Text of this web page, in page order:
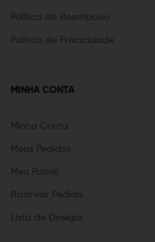
Política de Reembolso
Política de Privacidade
MINHA CONTA
Minha Conta
Meus Pedidos
Meu Painel
Rastrear Pedido
Lista de Desejos